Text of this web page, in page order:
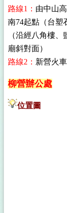
路線1： 由中山
南74起點（台塑
（沿經八角樓
廟斜對面）
路線2： 新營火
柳營辦公處
位置圖